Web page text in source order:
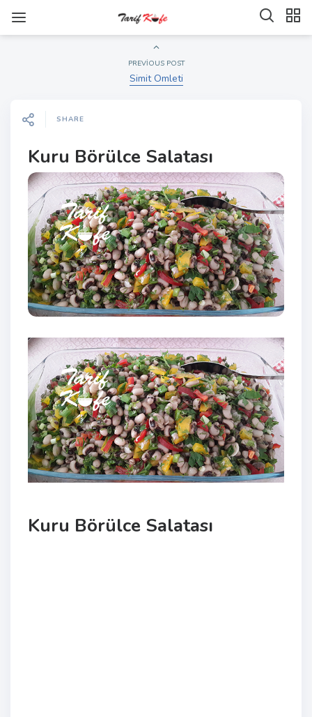
PREVIOUS POST
Simit Omleti
SHARE
Kuru Börülce Salatası
Kuru Börülce Salatası